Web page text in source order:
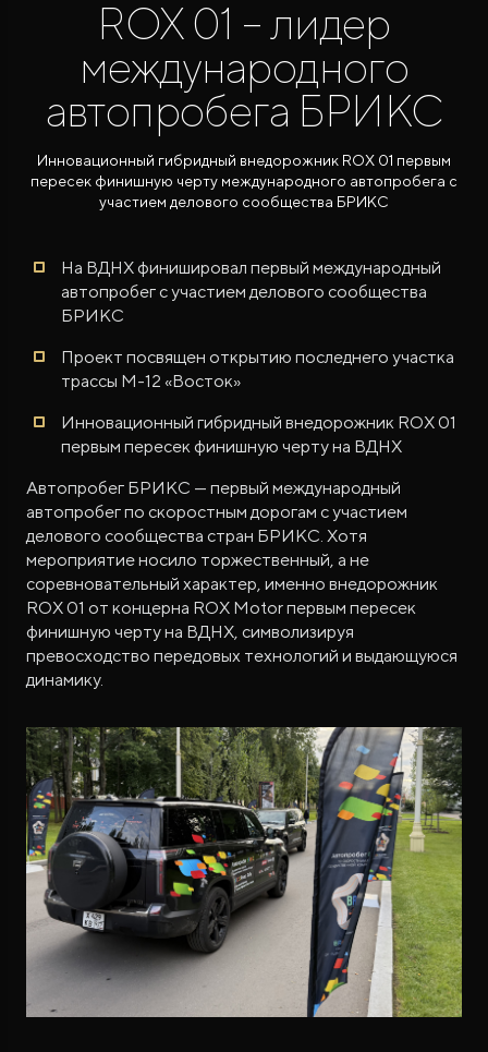
ROX ADAMAS
Совершенно новый флагманский внедорожник
ROX 01 – лидер
международного
автопробега БРИКС
Инновационный гибридный внедорожник ROX 01 первым
пересек финишную черту международного автопробега с
участием делового сообщества БРИКС
На ВДНХ финишировал первый международный
автопробег с участием делового сообщества
БРИКС
Проект посвящен открытию последнего участка
трассы М-12 «Восток»
Инновационный гибридный внедорожник ROX 01
первым пересек финишную черту на ВДНХ
Автопробег БРИКС — первый международный
автопробег по скоростным дорогам с участием
делового сообщества стран БРИКС. Хотя
мероприятие носило торжественный, а не
соревновательный характер, именно внедорожник
ROX 01 от концерна ROX Motor первым пересек
финишную черту на ВДНХ, символизируя
превосходство передовых технологий и выдающуюся
динамику.